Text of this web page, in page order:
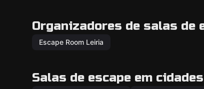
Organizadores de salas de
Escape Room Leiria
Salas de escape em